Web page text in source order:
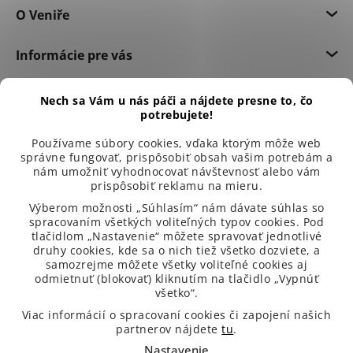
Nech sa Vám u nás páči a nájdete presne to, čo
potrebujete!
Používame súbory cookies, vďaka ktorým môže web
správne fungovať, prispôsobiť obsah vašim potrebám a
nám umožniť vyhodnocovať návštevnosť alebo vám
prispôsobiť reklamu na mieru.
Výberom možnosti „Súhlasím“ nám dávate súhlas so
spracovaním všetkých voliteľných typov cookies. Pod
tlačidlom „Nastavenie“ môžete spravovať jednotlivé
druhy cookies, kde sa o nich tiež všetko dozviete, a
samozrejme môžete všetky voliteľné cookies aj
odmietnuť (blokovať) kliknutím na tlačidlo „Vypnúť
všetko“.
Viac informácií o spracovaní cookies či zapojení našich
partnerov nájdetetu.
Nastavenie
O Veniře
Informácie pre vás
Dôležité informácie
99 % spokojených zákazníků